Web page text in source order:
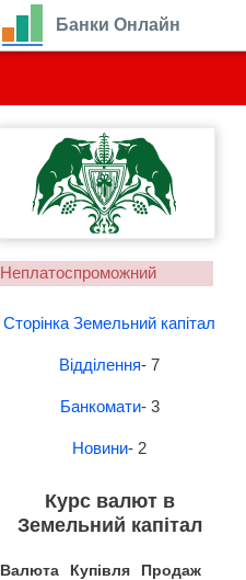
Банки Онлайн
Неплатоспроможний
Сторінка Земельний капітал
Відділення- 7
Банкомати- 3
Новини- 2
Курс валют в
Земельний капітал
Валюта Купівля Продаж